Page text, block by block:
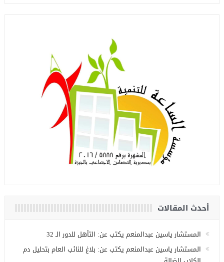
أحدث المقالات
المستشار ياسين عبدالمنعم يكتب عن: التأهل للدور الـ 32
المستشار ياسين عبدالمنعم يكتب عن: بلاغ للنائب العام بتحليل دم